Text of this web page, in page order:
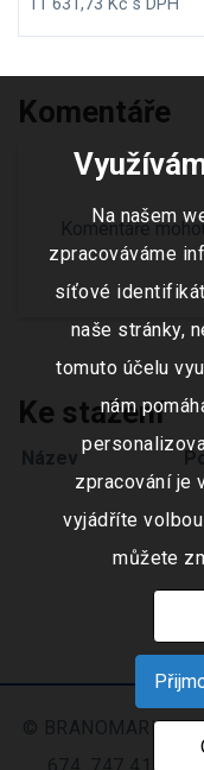
11 631,73 Kč s DPH
Komentáře
Komentáře
Ke stažení
Název
© BRANOMARKET
Na našem
zpracováváme
síťové
naše stránky,
tomuto účelu
nám
zpracování je
vyjádříte
můžete